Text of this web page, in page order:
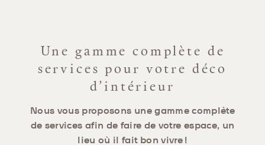
Une gamme complète de
services pour votre déco
d’intérieur
Nous vous proposons une gamme complète
de services afin de faire de votre espace, un
lieu où il fait bon vivre !